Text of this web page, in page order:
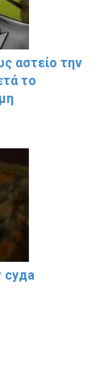
αστείο την
το
cyдa